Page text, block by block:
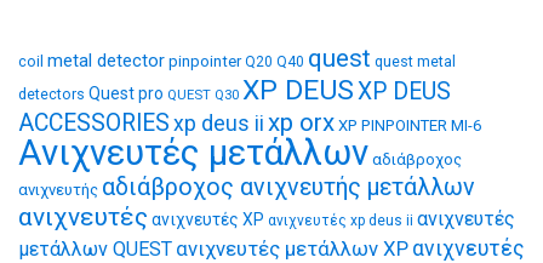
coil metal detector pinpointer Q20 Q40 quest quest metal
detectors Quest pro QUEST Q30 XP DEUSXP DEUS
ACCESSORIES xp deus ii xp orx XP PINPOINTER MI-6
Ανιχνευτές μετάλλων αδιάβροχος
ανιχνευτής αδιάβροχος ανιχνευτής μετάλλων
ανιχνευτές ανιχνευτές XP ανιχνευτές xp deus ii ανιχνευτές
μετάλλων QUEST ανιχνευτές μετάλλων XP ανιχνευτές